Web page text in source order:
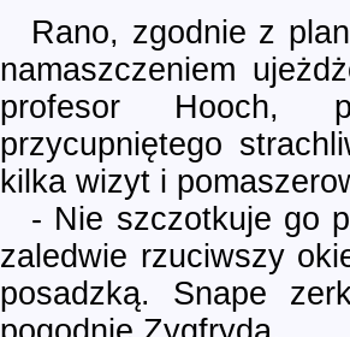
Rano, zgodnie z
namaszczeniem
profesor Hooch,
przycupniętego
kilka wizyt i
- Nie szczotkuje go
zaledwie rzuciwszy
posadzką. Snape